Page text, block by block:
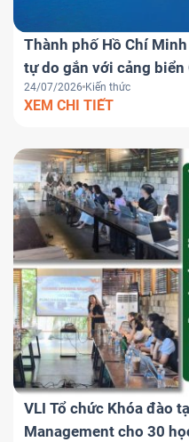
Thành phố Hồ Chí
tự do gắn với cảng biển
chiến lược đưa Việt
logistics khu vực
24/07/2026 Kiến thức
XEM CHI TIẾT
VLI Tổ chức Khóa đào
Management cho 30